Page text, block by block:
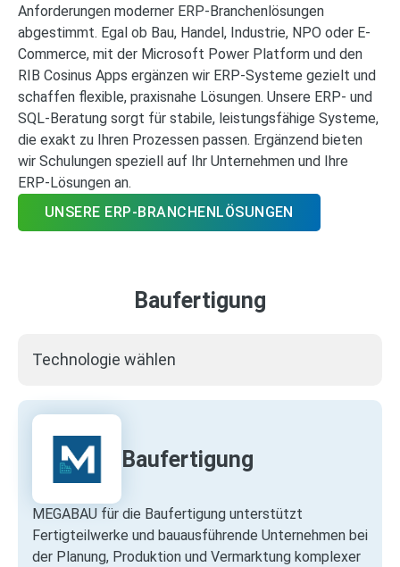
Anforderungen moderner ERP‑Branchenlösungen
abgestimmt. Egal ob Bau, Handel, Industrie, NPO oder E-
Commerce, mit der Microsoft Power Platform und den
RIB Cosinus Apps ergänzen wir ERP‑Systeme gezielt und
schaffen flexible, praxisnahe Lösungen. Unsere ERP‑ und
SQL‑Beratung sorgt für stabile, leistungsfähige Systeme,
die exakt zu Ihren Prozessen passen. Ergänzend bieten
wir Schulungen speziell auf Ihr Unternehmen und Ihre
ERP‑Lösungen an.
UNSERE ERP-BRANCHENLÖSUNGEN
Baufertigung
Technologie wählen
Baufertigung
MEGABAU für die Baufertigung unterstützt
Fertigteilwerke und bauausführende Unternehmen bei
der Planung, Produktion und Vermarktung komplexer